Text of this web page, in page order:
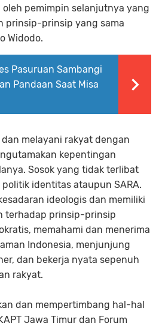
pemimpin selanjutnya yang
prinsip-prinsip yang sama
Widodo.
Pasuruan Sambangi
Pandaan Saat Misa
melayani rakyat dengan
kepentingan
Sosok yang tidak terlibat
identitas ataupun SARA.
ideologis dan memiliki
terhadap prinsip-prinsip
memahami dan menerima
Indonesia, menjunjung
dan bekerja nyata sepenuh
rakyat.
dan mempertimbang hal-hal
Jawa Timur dan Forum